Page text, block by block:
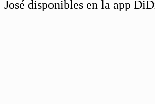
José disponibles en la app